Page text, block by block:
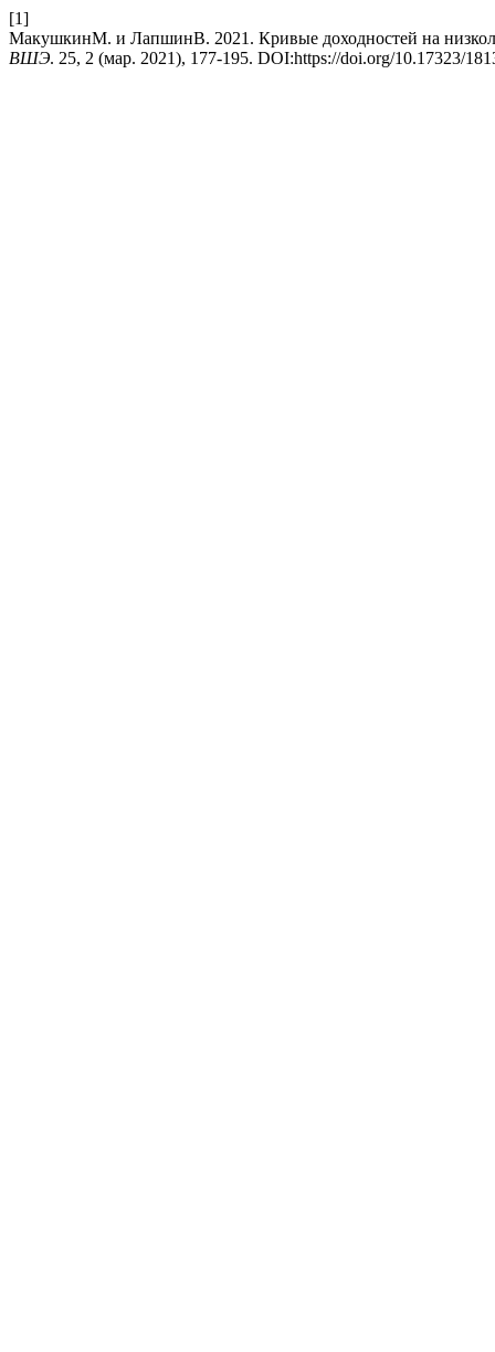
[1]
МакушкинМ. и ЛапшинВ. 2021. Кривые доходностей на
ВШЭ. 25, 2 (мар. 2021), 177-195. DOI:https://doi.org/10.17323/